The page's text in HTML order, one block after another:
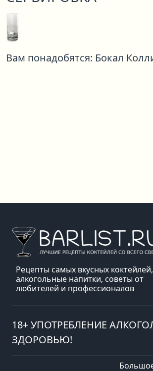
Вам понадобятся: Бокал
Рецепты самых вкусных коктейлей,
алкогольные напитки, советы от
любителей и профессионалов
18+ УПОТРЕБЛЕНИЕ
ЗДОРОВЬЮ!